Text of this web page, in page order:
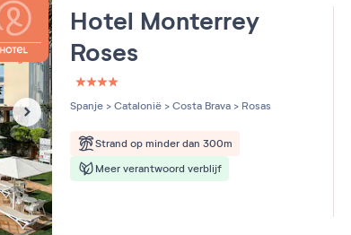
Hotel Monterrey
Roses
4 étoiles sur 5
Spanje > Catalonië > Costa Brava > Rosas
Strand op minder dan 300m
Meer verantwoord verblijf